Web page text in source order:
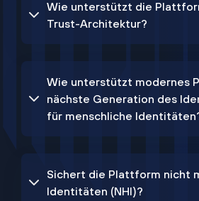
Wie unterstützt die
Trust-Architektur?
Wie unterstützt modernes
nächste Generation des
für menschliche
Sichert die Plattform nicht
Identitäten (NHI)?